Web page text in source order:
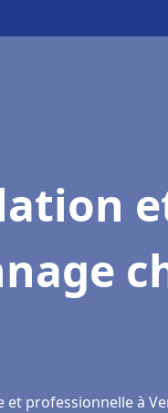
professionnelle à